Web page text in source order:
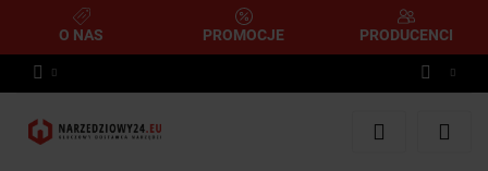
O NAS PROMOCJE PRODUCENCI
Zaloguj się